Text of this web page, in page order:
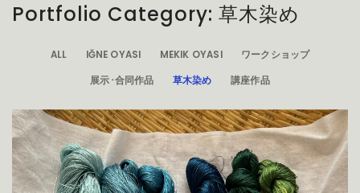
Portfolio Category: 草木染め
ALL IĞNE OYASI MEKIK OYASI ワークショップ
展示･合同作品 草木染め 講座作品